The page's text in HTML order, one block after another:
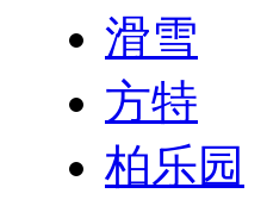
滑雪
方特
柏乐园